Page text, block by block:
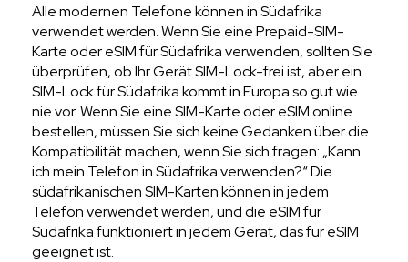
Alle modernen Telefone können in Südafrika
verwendet werden. Wenn Sie eine Prepaid-SIM-
Karte oder eSIM für Südafrika verwenden, sollten Sie
überprüfen, ob Ihr Gerät SIM-Lock-frei ist, aber ein
SIM-Lock für Südafrika kommt in Europa so gut wie
nie vor. Wenn Sie eine SIM-Karte oder eSIM online
bestellen, müssen Sie sich keine Gedanken über die
Kompatibilität machen, wenn Sie sich fragen: „Kann
ich mein Telefon in Südafrika verwenden?“ Die
südafrikanischen SIM-Karten können in jedem
Telefon verwendet werden, und die eSIM für
Südafrika funktioniert in jedem Gerät, das für eSIM
geeignet ist.